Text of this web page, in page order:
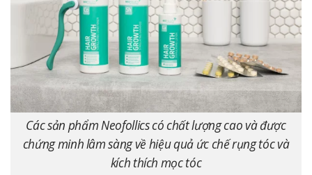
Các sản phẩm Neofollics có chất lượng cao và được
chứng minh lâm sàng về hiệu quả ức chế rụng tóc và
kích thích mọc tóc